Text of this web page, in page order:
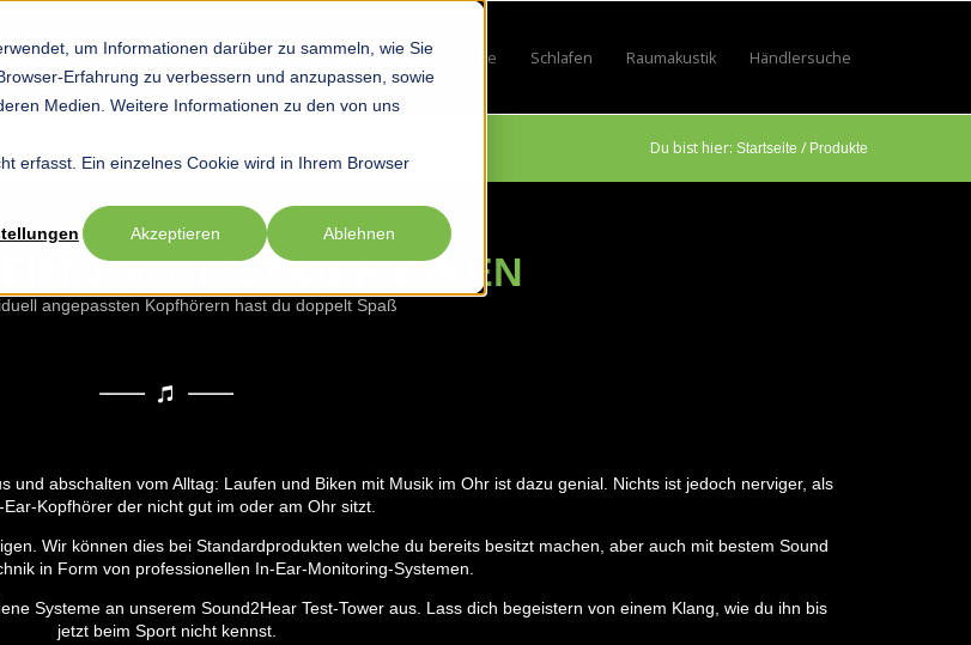
um Informationen darüber zu sammeln, wie Sie
Erfahrung zu verbessern und anzupassen, sowie
Medien. Weitere Informationen zu den von uns
erfasst. Ein einzelnes Cookie wird in Ihrem Browser
Akzeptieren Ablehnen
Startseite HobbyShow submenu for Hobby
SportShow submenu for Sport
Beruf Show submenu for Beruf
Lifestyle Show submenu for Lifestyle
Schlafen Show submenu for Schlafen
Raumakustik Show submenu for Raumakustik
Händlersuche
Du bist hier: Startseite / Produkte
JOGGEN ODER BIKEN
angepassten Kopfhörern hast du doppelt Spaß
abschalten vom Alltag: Laufen und Biken mit Musik im Ohr ist dazu genial. Nichts ist jedoch nerviger, als
Ear-Kopfhörer der nicht gut im oder am Ohr sitzt.
Wir können dies bei Standardprodukten welche du bereits besitzt machen, aber auch mit bestem Sound
in Form von professionellen In-Ear-Monitoring-Systemen.
Systeme an unserem Sound2Hear Test-Tower aus. Lass dich begeistern von einem Klang, wie du ihn bis
jetzt beim Sport nicht kennst.